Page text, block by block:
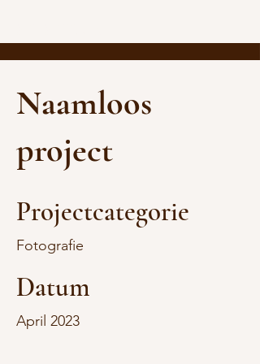
Naamloos
project
Projectcategorie
Fotografie
Datum
April 2023